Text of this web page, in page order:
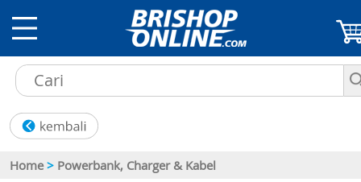
Home > Powerbank, Charger & Kabel